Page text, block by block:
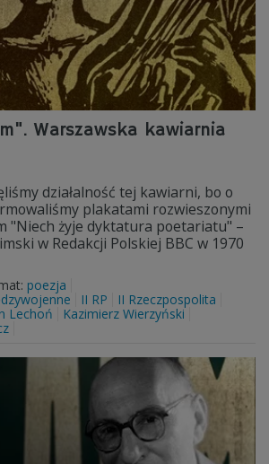
Warszawska kawiarnia
działalność tej kawiarni, bo o
plakatami rozwieszonymi
"Niech żyje dyktatura poetariatu" –
w Redakcji Polskiej BBC w 1970
poezja
II RP
II Rzeczpospolita
Lechoń
Kazimierz Wierzyński